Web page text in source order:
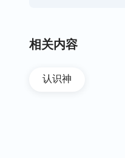
你唯一的主、唯
相关内容
认识神